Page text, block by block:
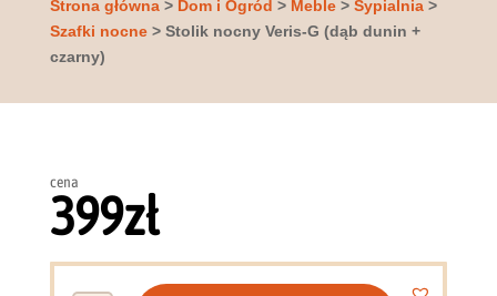
Strona główna> Dom i Ogród > Meble> Sypialnia>
Szafki nocne> Stolik nocny Veris-G (dąb dunin +
czarny)
cena
399zł